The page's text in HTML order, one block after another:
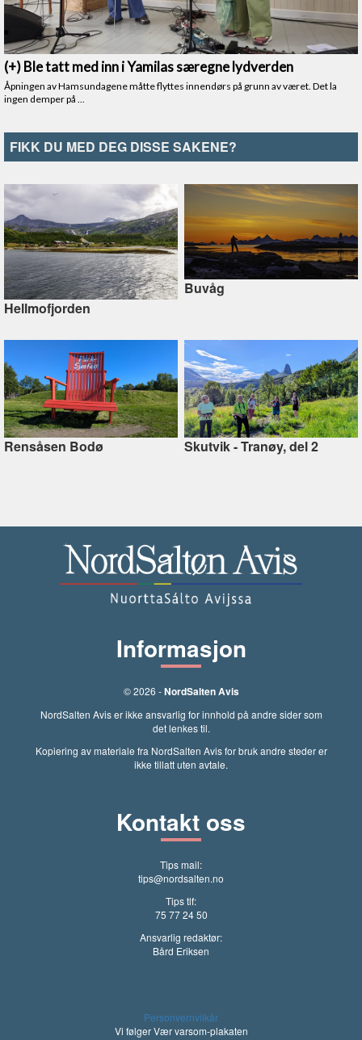
FIKK DU MED DEG DISSE SAKENE?
Hellmofjorden
Buvåg
Rensåsen Bodø Skutvik - Tranøy, del 2
Informasjon
© 2026 -NordSalten Avis
NordSalten Avis er ikke ansvarlig for innhold på andre sider som
det lenkes til.
Kopiering av materiale fra NordSalten Avis for bruk andre steder er
ikke tillatt uten avtale.
Kontakt oss
Tips mail:
tips@nordsalten.no
Tips tlf:
75 77 24 50
Ansvarlig redaktør:
Bård Eriksen
Personvernvilkår
Vi følger Vær varsom-plakaten